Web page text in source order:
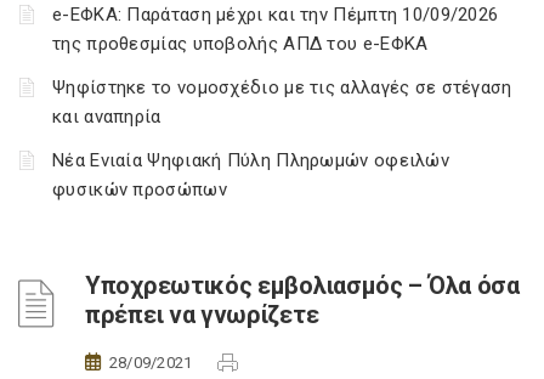
e-ΕΦΚΑ: Παράταση μέχρι και την Πέμπτη 10/09/2026
της προθεσμίας υποβολής ΑΠΔ του e-ΕΦΚΑ
Ψηφίστηκε το νομοσχέδιο με τις αλλαγές σε στέγαση
και αναπηρία
Νέα Ενιαία Ψηφιακή Πύλη Πληρωμών οφειλών
φυσικών προσώπων
Υποχρεωτικός εμβολιασμός – Όλα όσα
πρέπει να γνωρίζετε
28/09/2021